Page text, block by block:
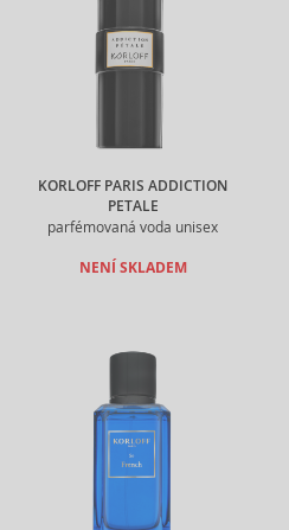
KORLOFF PARIS ADDICTION
PETALE
parfémovaná voda unisex
NENÍ SKLADEM